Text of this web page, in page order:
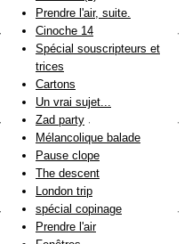
Prendre l'air, suite.
Cinoche 14
Spécial souscripteurs et
trices
Cartons
Un vrai sujet...
Zad party
Mélancolique balade
Pause clope
The descent
London trip
spécial copinage
Prendre l'air